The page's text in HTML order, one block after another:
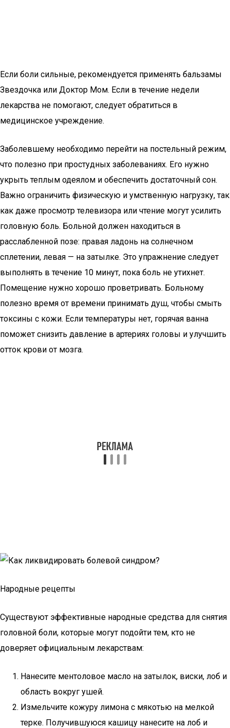
Если боли сильные, рекомендуется применять бальзамы
Звездочка или Доктор Мом. Если в течение недели
лекарства не помогают, следует обратиться в
медицинское учреждение.
Заболевшему необходимо перейти на постельный режим,
что полезно при простудных заболеваниях. Его нужно
укрыть теплым одеялом и обеспечить достаточный сон.
Важно ограничить физическую и умственную нагрузку, так
как даже просмотр телевизора или чтение могут усилить
головную боль. Больной должен находиться в
расслабленной позе: правая ладонь на солнечном
сплетении, левая — на затылке. Это упражнение следует
выполнять в течение 10 минут, пока боль не утихнет.
Помещение нужно хорошо проветривать. Больному
полезно время от времени принимать душ, чтобы смыть
токсины с кожи. Если температуры нет, горячая ванна
поможет снизить давление в артериях головы и улучшить
отток крови от мозга.
Народные рецепты
Существуют эффективные народные средства для снятия
головной боли, которые могут подойти тем, кто не
доверяет официальным лекарствам:
Нанесите ментоловое масло на затылок, виски, лоб и
область вокруг ушей.
Измельчите кожуру лимона с мякотью на мелкой
терке. Получившуюся кашицу нанесите на лоб и